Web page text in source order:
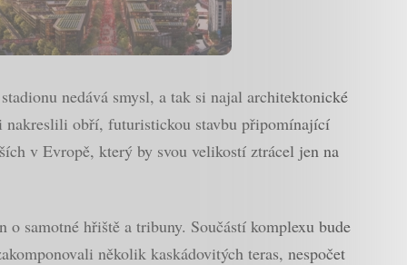
nedává smysl, a tak si najal architektonické
obří, futuristickou stavbu připomínající
v Evropě, který by svou velikostí ztrácel jen na
samotné hřiště a tribuny. Součástí komplexu bude
několik kaskádovitých teras, nespočet